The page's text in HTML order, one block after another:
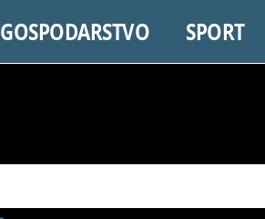
GOSPODARSTVO SPORT